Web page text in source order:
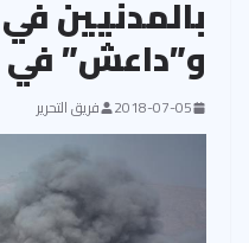
بالمدنيين
و”داعش”
2018-07-05 فريق التحرير